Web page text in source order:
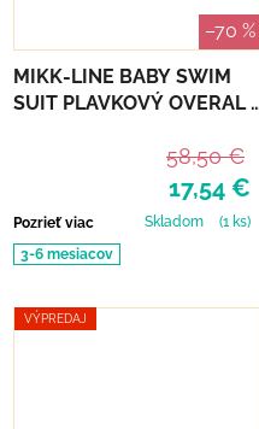
–70 %
MIKK-LINE BABY SWIM
SUIT PLAVKOVÝ OVERAL -
17,54 €
58,50 €
Pozrieť viac Skladom
(1 ks)
3-6 mesiacov
VÝPREDAJ